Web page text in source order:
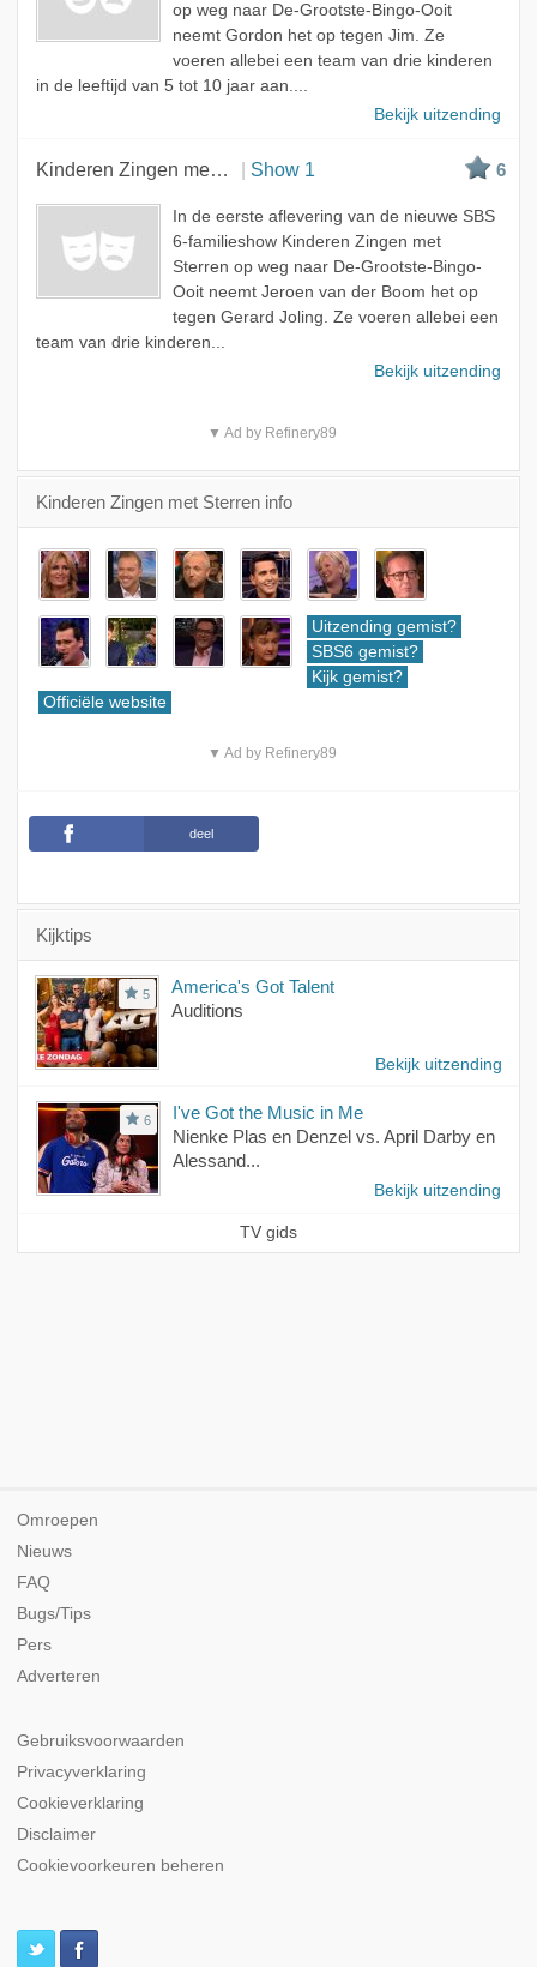
op weg naar De-Grootste-Bingo-Ooit
neemt Gordon het op tegen Jim. Ze
voeren allebei een team van drie kinderen
in de leeftijd van 5 tot 10 jaar aan....
Bekijk uitzending
Kinderen Zingen met Sterren Show 1 6
In de eerste aflevering van de nieuwe SBS
6-familieshow Kinderen Zingen met
Sterren op weg naar De-Grootste-Bingo-
Ooit neemt Jeroen van der Boom het op
tegen Gerard Joling. Ze voeren allebei een
team van drie kinderen...
Bekijk uitzending
▼ Ad by Refinery89
Kinderen Zingen met Sterren info
Uitzending gemist?
SBS6 gemist?
Kijk gemist?
Officiële website
▼ Ad by Refinery89
deel
Kijktips
5
America's Got Talent
Auditions
Bekijk uitzending
6
I've Got the Music in Me
Nienke Plas en Denzel vs. April Darby en
Alessand...
Bekijk uitzending
TV gids
Omroepen
Nieuws
FAQ
Bugs/Tips
Pers
Adverteren
Gebruiksvoorwaarden
Privacyverklaring
Cookieverklaring
Disclaimer
Cookievoorkeuren beheren